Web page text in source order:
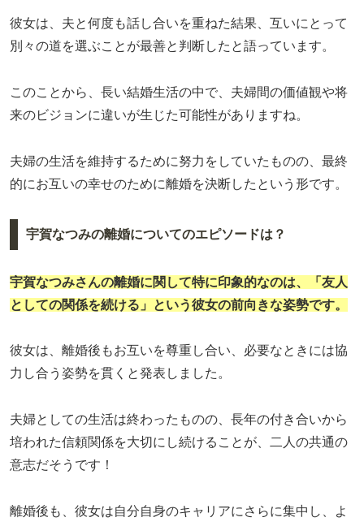
彼女は、夫と何度も話し合いを重ねた結果、互いにとって
別々の道を選ぶことが最善と判断したと語っています。
このことから、長い結婚生活の中で、夫婦間の価値観や将
来のビジョンに違いが生じた可能性がありますね。
夫婦の生活を維持するために努力をしていたものの、最終
的にお互いの幸せのために離婚を決断したという形です。
宇賀なつみの離婚についてのエピソードは？
宇賀なつみさんの離婚に関して特に印象的なのは、「友人
としての関係を続ける」という彼女の前向きな姿勢です。
彼女は、離婚後もお互いを尊重し合い、必要なときには協
力し合う姿勢を貫くと発表しました。
夫婦としての生活は終わったものの、長年の付き合いから
培われた信頼関係を大切にし続けることが、二人の共通の
意志だそうです！
離婚後も、彼女は自分自身のキャリアにさらに集中し、よ